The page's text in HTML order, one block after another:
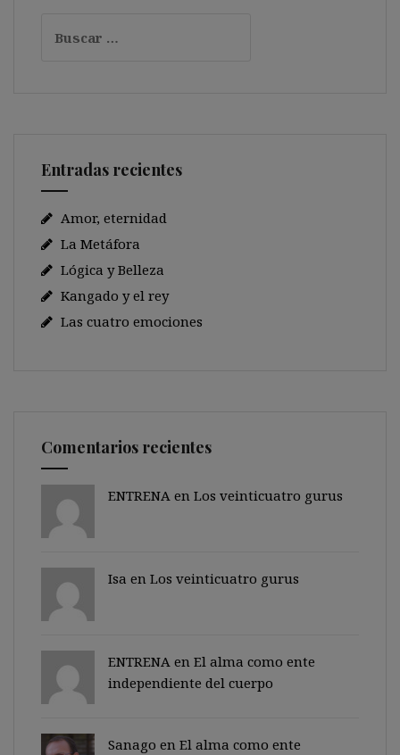
Entradas recientes
Amor, eternidad
La Metáfora
Lógica y Belleza
Kangado y el rey
Las cuatro emociones
Comentarios recientes
ENTRENA en Los veinticuatro gurus
Isa en Los veinticuatro gurus
ENTRENA en El alma como ente
independiente del cuerpo
Sanago en El alma como ente